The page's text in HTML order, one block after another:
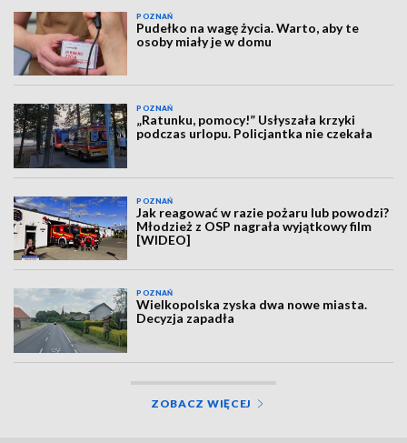
POZNAŃ
Pudełko na wagę życia. Warto, aby te
osoby miały je w domu
POZNAŃ
„Ratunku, pomocy!” Usłyszała krzyki
podczas urlopu. Policjantka nie czekała
POZNAŃ
Jak reagować w razie pożaru lub powodzi?
Młodzież z OSP nagrała wyjątkowy film
[WIDEO]
POZNAŃ
Wielkopolska zyska dwa nowe miasta.
Decyzja zapadła
ZOBACZ WIĘCEJ